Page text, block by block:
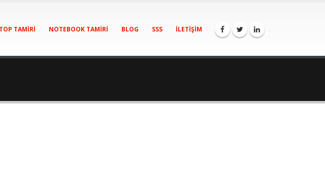
TAMIRI NOTEBOOK TAMIRI BLOG SSS İLETIŞIM